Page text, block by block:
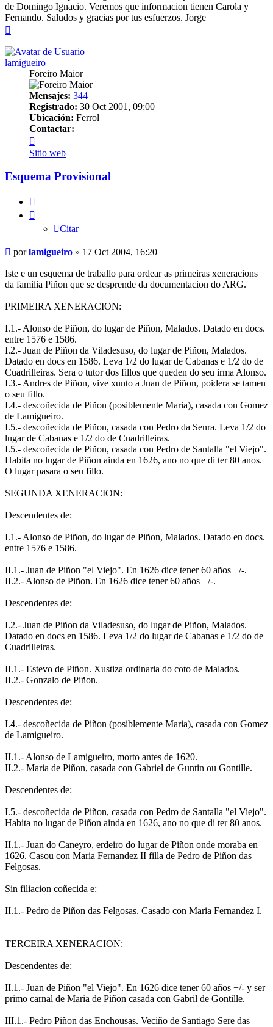
de Domingo Ignacio. Veremos que informacion tienen Carola y
Fernando. Saludos y gracias por tus esfuerzos. Jorge
lamigueiro
Foreiro Maior
Mensajes: 344
Registrado: 30 Oct 2001, 09:00
Ubicación: Ferrol
Contactar:
lamigueiro
Sitio web
Esquema Provisional
Citar
Mensaje
porlamigueiro » 17 Oct 2004, 16:20
Iste e un esquema de traballo para ordear as primeiras xeneracions
da familia Piñon que se desprende da documentacion do ARG.
PRIMEIRA XENERACION:
I.1.- Alonso de Piñon, do lugar de Piñon, Malados. Datado en docs.
entre 1576 e 1586.
I.2.- Juan de Piñon da Viladesuso, do lugar de Piñon, Malados.
Datado en docs en 1586. Leva 1/2 do lugar de Cabanas e 1/2 do de
Cuadrilleiras. Sera o tutor dos fillos que queden do seu irma Alonso.
I.3.- Andres de Piñon, vive xunto a Juan de Piñon, poidera se tamen
o seu fillo.
I.4.- descoñecida de Piñon (posiblemente Maria), casada con Gomez
de Lamigueiro.
I.5.- descoñecida de Piñon, casada con Pedro da Senra. Leva 1/2 do
lugar de Cabanas e 1/2 do de Cuadrilleiras.
I.5.- descoñecida de Piñon, casada con Pedro de Santalla "el Viejo".
Habita no lugar de Piñon ainda en 1626, ano no que di ter 80 anos.
O lugar pasara o seu fillo.
SEGUNDA XENERACION:
Descendentes de:
I.1.- Alonso de Piñon, do lugar de Piñon, Malados. Datado en docs.
entre 1576 e 1586.
II.1.- Juan de Piñon "el Viejo". En 1626 dice tener 60 años +/-.
II.2.- Alonso de Piñon. En 1626 dice tener 60 años +/-.
Descendentes de:
I.2.- Juan de Piñon da Viladesuso, do lugar de Piñon, Malados.
Datado en docs en 1586. Leva 1/2 do lugar de Cabanas e 1/2 do de
Cuadrilleiras.
II.1.- Estevo de Piñon. Xustiza ordinaria do coto de Malados.
II.2.- Gonzalo de Piñon.
Descendentes de:
I.4.- descoñecida de Piñon (posiblemente Maria), casada con Gomez
de Lamigueiro.
II.1.- Alonso de Lamigueiro, morto antes de 1620.
II.2.- Maria de Piñon, casada con Gabriel de Guntin ou Gontille.
Descendentes de:
I.5.- descoñecida de Piñon, casada con Pedro de Santalla "el Viejo".
Habita no lugar de Piñon ainda en 1626, ano no que di ter 80 anos.
II.1.- Juan do Caneyro, erdeiro do lugar de Piñon onde moraba en
1626. Casou con Maria Fernandez II filla de Pedro de Piñon das
Felgosas.
Sin filiacion coñecida e:
II.1.- Pedro de Piñon das Felgosas. Casado con Maria Fernandez I.
TERCEIRA XENERACION:
Descendentes de:
II.1.- Juan de Piñon "el Viejo". En 1626 dice tener 60 años +/- y ser
primo carnal de Maria de Piñon casada con Gabril de Gontille.
III.1.- Pedro Piñon das Enchousas. Veciño de Santiago Sere das